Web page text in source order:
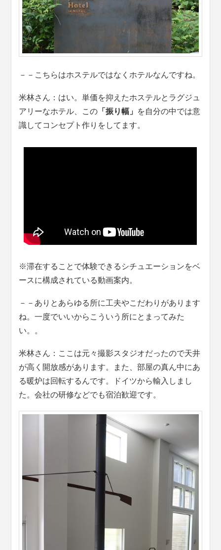
－－こちらはホステルではなくホテルなんですね。
米林さん：はい。単価を抑えたホステルとラグジュ
アリーなホテル、この 「振り幅」 を自分の中では意
識してコンセプト作りをしてます。
※滞在することで体験できるシチュエーションをベ
ースに構成されている動画案内。
－－ありとあらゆる所に工夫やこだわりがあります
ね。一度でいいからこういう所にとまってみた
い。。
米林さん：ここは元々撮影スタジオだったので天井
が高く開放感があります。また、部屋の真ん中にあ
る暖炉は回転するんです。ドイツから輸入しまし
た。会社の研修などでも宿泊歓迎です。